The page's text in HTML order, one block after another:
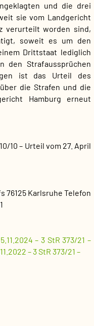
und die drei
sie vom Landgericht
verurteilt worden sind,
soweit es um den
Drittstaat lediglich
den Strafaussprüchen
ist das Urteil des
die Strafen und die
Hamburg erneut
10 – Urteil vom 27. April
76125 Karlsruhe Telefon
– 3 StR 373/21 –
– 3 StR 373/21 –